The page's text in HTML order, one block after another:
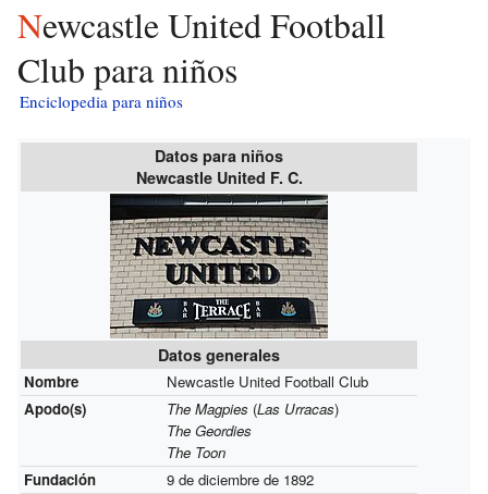
Newcastle United Football
Club para niños
Enciclopedia para niños
Datos para niños
Newcastle United F. C.
Datos generales
Nombre
Newcastle United Football Club
Apodo(s)
The Magpies(Las Urracas)
The Geordies
The Toon
Fundación
9 de diciembre de 1892